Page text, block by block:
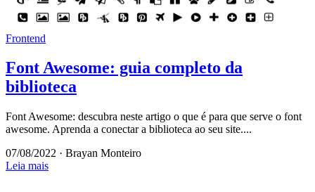
Frontend
Font Awesome: guia completo da
biblioteca
Font Awesome: descubra neste artigo o que é para que serve o font
awesome. Aprenda a conectar a biblioteca ao seu site....
07/08/2022 · Brayan Monteiro
Leia mais